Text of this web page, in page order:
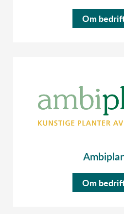
Om
Om